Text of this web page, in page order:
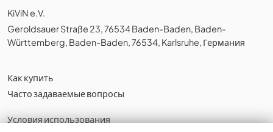
KiViN e.V.
Geroldsauer Straße 23, 76534 Baden-Baden, Baden-
Württemberg, Baden-Baden, 76534, Karlsruhe, Германия
Как купить
Часто задаваемые вопросы
Условия использования